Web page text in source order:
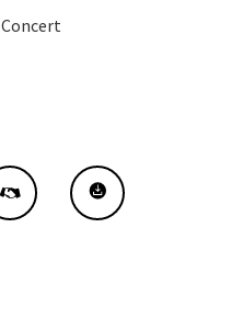
Concert